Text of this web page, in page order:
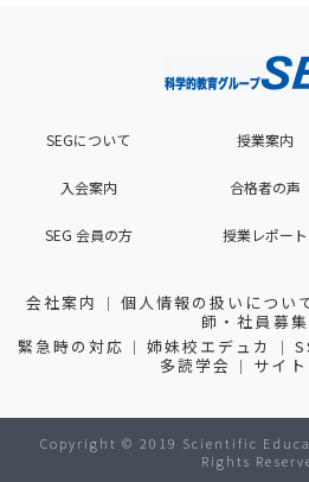
SEGについて 授業案内
入会案内 合格者の声
SEG 会員の方 授業レポート
会社案内 個人情報の扱いについ
師・社員募集
緊急時の対応
姉妹校エデュカ
多読学会
サイ
Copyright © 2019 Scientific
Rights